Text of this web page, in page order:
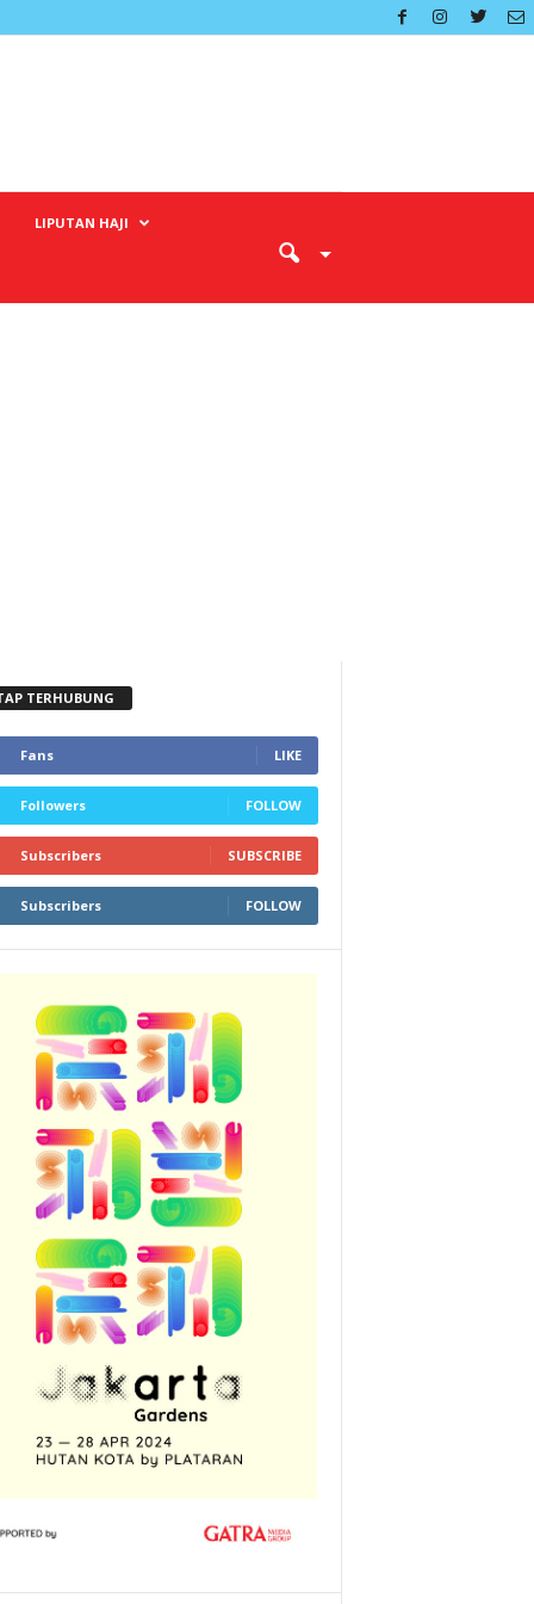
LIPUTAN HAJI
TERHUBUNG
Fans LIKE
Followers FOLLOW
Subscribers SUBSCRIBE
Subscribers FOLLOW